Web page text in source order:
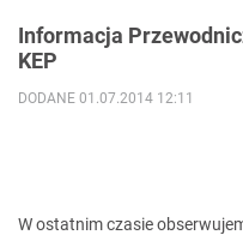
Informacja
KEP
DODANE 01.07.2014 12:11
W ostatnim czasie